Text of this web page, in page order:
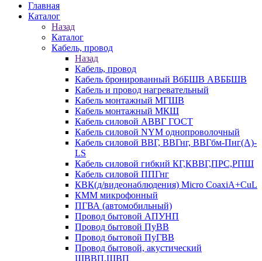
Главная
Каталог
Назад
Каталог
Кабель, провод
Назад
Кабель, провод
Кабель бронированный ВбБШВ АВББШВ
Кабель и провод нагревательный
Кабель монтажный МГШВ
Кабель монтажный МКШ
Кабель силовой АВВГ ГОСТ
Кабель силовой NYM однопроволочный
Кабель силовой ВВГ, ВВГнг, ВВГбм-Пнг(А)-
LS
Кабель силовой гибкий КГ,КВВГ,ПРС,РПШ
Кабель силовой ППГнг
КВК(д/видеонаблюдения) Micro CoaxiA+CuL
КММ микрофонный
ПГВА (автомобильный)
Провод бытовой АПУНП
Провод бытовой ПуВВ
Провод бытовой ПуГВВ
Провод бытовой, акустический
ШВВП,ШВП